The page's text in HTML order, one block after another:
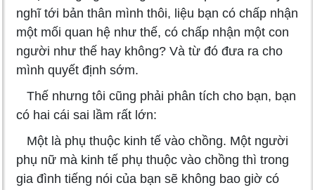
nghĩ tới bản thân mình thôi, liệu bạn có chấp nhận
một mối quan hệ như thế, có chấp nhận một con
người như thế hay không? Và từ đó đưa ra cho
mình quyết định sớm.
Thế nhưng tôi cũng phải phân tích cho bạn, bạn
có hai cái sai lầm rất lớn:
Một là phụ thuộc kinh tế vào chồng. Một người
phụ nữ mà kinh tế phụ thuộc vào chồng thì trong
gia đình tiếng nói của bạn sẽ không bao giờ có